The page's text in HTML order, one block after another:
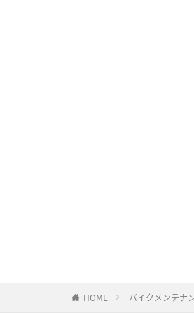
HOME バイクメンテナ